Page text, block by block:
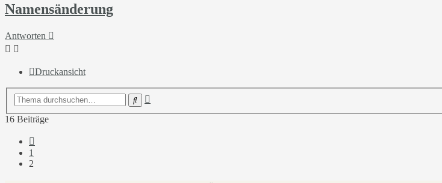
Namensänderung
Antworten
Druckansicht
Suche
16 Beiträge
1
2